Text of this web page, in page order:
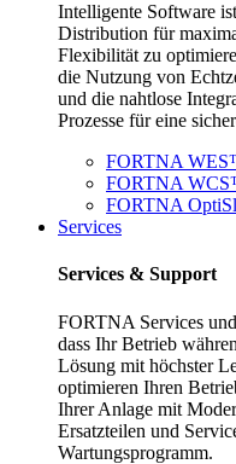
Intelligente Software
Distribution für
Flexibilität zu
die Nutzung von
und die nahtlose
Prozesse für eine
FORTNA
FORTNA
FORTNA
Services
Services & Support
FORTNA Services
dass Ihr Betrieb
Lösung mit höchster
optimieren Ihren
Ihrer Anlage mit
Ersatzteilen und
Wartungsprogramm.